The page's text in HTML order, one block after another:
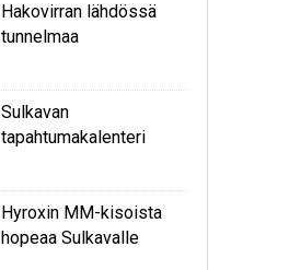
Hakovirran lähdössä
tunnelmaa
Sulkavan
tapahtumakalenteri
Hyroxin MM-kisoista
hopeaa Sulkavalle